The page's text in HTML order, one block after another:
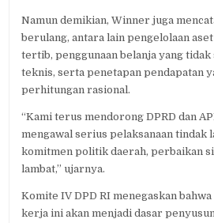
Namun demikian, Winner juga
berulang, antara lain pengelolaan
tertib, penggunaan belanja yang
teknis, serta penetapan pendapatan
perhitungan rasional.
“Kami terus mendorong DPRD dan
mengawal serius pelaksanaan tindak
komitmen politik daerah, perbaikan
lambat,” ujarnya.
Komite IV DPD RI menegaskan
kerja ini akan menjadi dasar